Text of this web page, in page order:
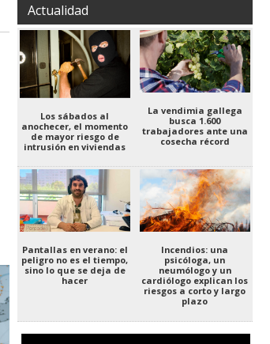
Actualidad
Los sábados al
anochecer, el momento
de mayor riesgo de
intrusión en viviendas
La vendimia gallega
busca 1.600
trabajadores ante una
cosecha récord
Pantallas en verano: el
peligro no es el tiempo,
sino lo que se deja de
hacer
Incendios: una
psicóloga, un
neumólogo y un
cardiólogo explican los
riesgos a corto y largo
plazo